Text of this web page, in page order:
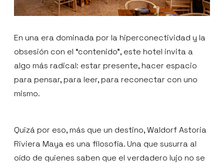
En una era dominada por la hiperconectividad y la
obsesión con el “contenido”, este hotel invita a
algo más radical: estar presente, hacer espacio
para pensar, para leer, para reconectar con uno
mismo.
Quizá por eso, más que un destino, Waldorf Astoria
Riviera Maya es una filosofía. Una que susurra al
oído de quienes saben que el verdadero lujo no se